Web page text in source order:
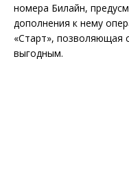
номера Билайн,
дополнения к нему
«Старт», позволяющая
выгодным.